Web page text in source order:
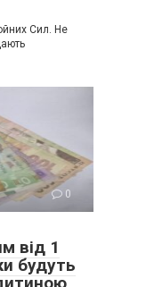
Сил. Не
0
від 1
будуть